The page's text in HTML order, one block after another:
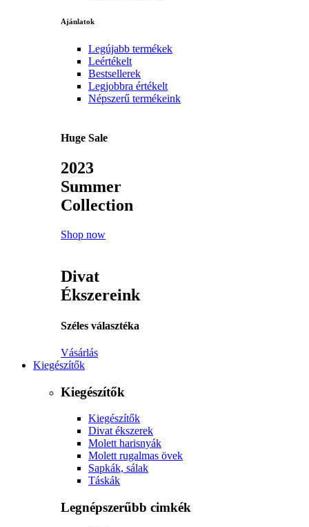
Ajánlatok
Legújabb termékek
Leértékelt
Bestsellerek
Legjobbra értékelt
Népszerű termékeink
Huge Sale
2023
Summer
Collection
Shop now
Divat
Ékszereink
Széles választéka
Vásárlás
Kiegészítők
Kiegészítők
Kiegészítők
Divat ékszerek
Molett harisnyák
Molett rugalmas övek
Sapkák, sálak
Táskák
Legnépszerűbb cimkék